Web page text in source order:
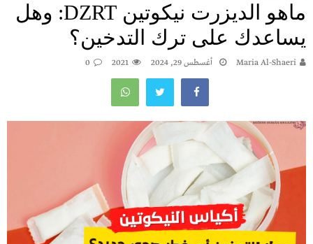
ماهو الديزرت نيكوتين DZRT: وهل
يساعدك على ترك التدخين؟
Maria Al-Shaeri أغسطس 29, 2024 2021
0